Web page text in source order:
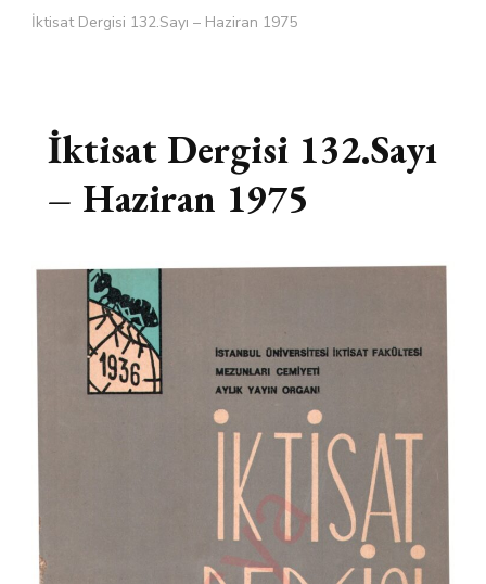
İktisat Dergisi 132.Sayı – Haziran 1975
İktisat Dergisi 132.Sayı
– Haziran 1975